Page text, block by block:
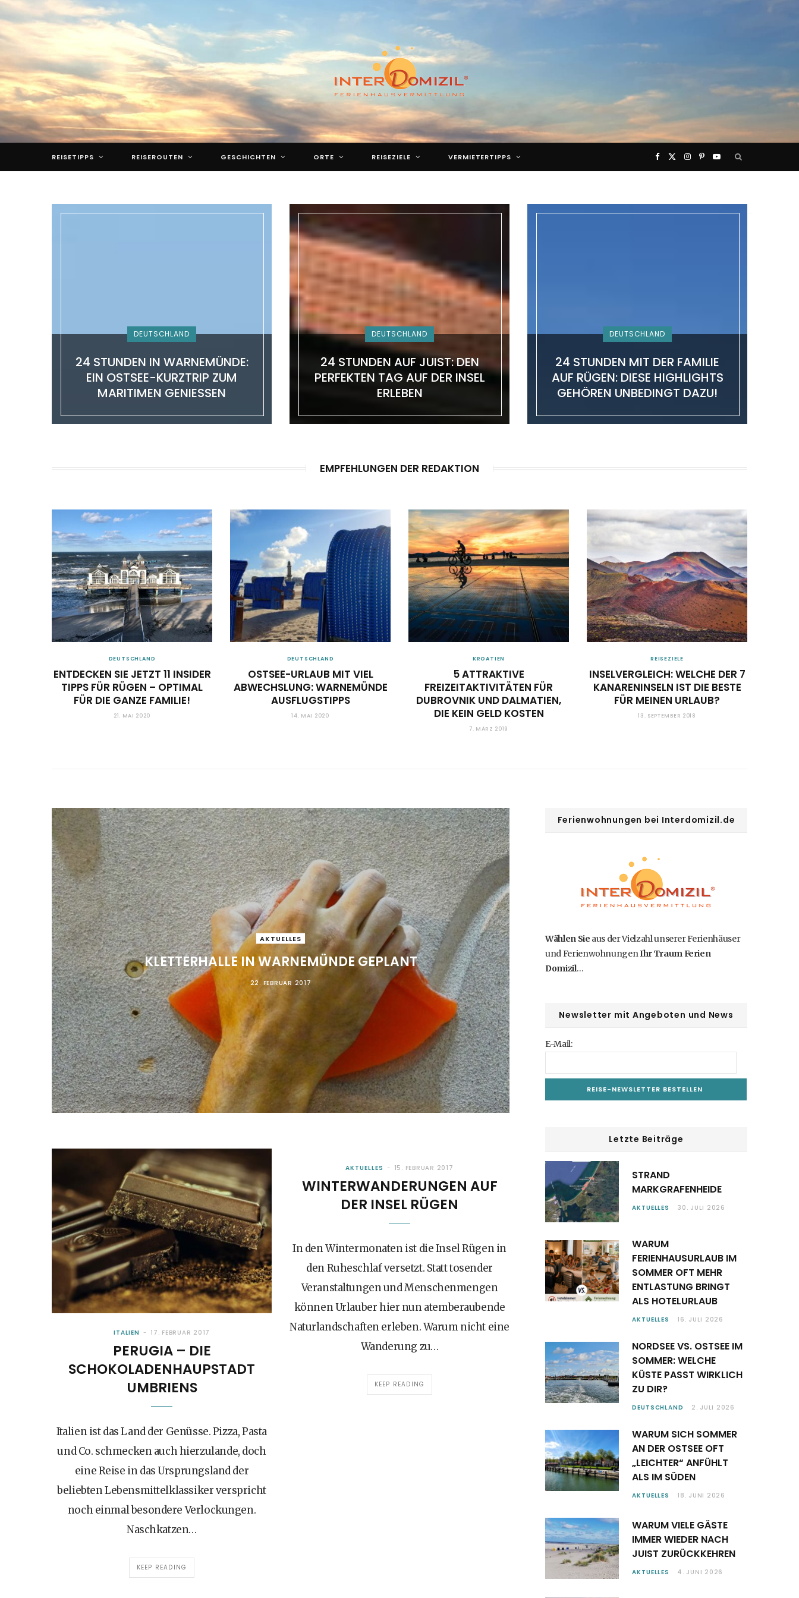
F
c
o
X
T
r
I
s
m
P
n
Y
u
REISETIPPS REISEROUTEN GESCHICHTEN ORTE REISEZIELE VERMIETERTIPPS
DEUTSCHLAND
24 STUNDEN IN WARNEMÜNDE:
EIN OSTSEE-KURZTRIP ZUM
MARITIMEN GENIESSEN
DEUTSCHLAND
24 STUNDEN AUF JUIST: DEN
PERFEKTEN TAG AUF DER INSEL
ERLEBEN
DEUTSCHLAND
24 STUNDEN MIT DER FAMILIE
AUF RÜGEN: DIESE HIGHLIGHTS
GEHÖREN UNBEDINGT DAZU!
EMPFEHLUNGEN DER REDAKTION
DEUTSCHLAND
ENTDECKEN SIE JETZT 11 INSIDER
TIPPS FÜR RÜGEN – OPTIMAL
FÜR DIE GANZE FAMILIE!
21. MAI 2020
DEUTSCHLAND
OSTSEE-URLAUB MIT VIEL
ABWECHSLUNG: WARNEMÜNDE
AUSFLUGSTIPPS
14. MAI 2020
KROATIEN
5 ATTRAKTIVE
FREIZEITAKTIVITÄTEN FÜR
DUBROVNIK UND DALMATIEN,
DIE KEIN GELD KOSTEN
7. MÄRZ 2019
REISEZIELE
INSELVERGLEICH: WELCHE DER 7
KANARENINSELN IST DIE BESTE
FÜR MEINEN URLAUB?
13. SEPTEMBER 2018
AKTUELLES
KLETTERHALLE IN WARNEMÜNDE GEPLANT
22. FEBRUAR 2017
ITALIEN 17. FEBRUAR 2017
PERUGIA – DIE
SCHOKOLADENHAUPSTADT
UMBRIENS
Italien ist das Land der Genüsse. Pizza, Pasta
und Co. schmecken auch hierzulande, doch
eine Reise in das Ursprungsland der
beliebten Lebensmittelklassiker verspricht
noch einmal besondere Verlockungen.
Naschkatzen…
KEEP READING
AKTUELLES 15. FEBRUAR 2017
WINTERWANDERUNGEN AUF
DER INSEL RÜGEN
In den Wintermonaten ist die Insel Rügen in
den Ruheschlaf versetzt. Statt tosender
Veranstaltungen und Menschenmengen
können Urlauber hier nun atemberaubende
Naturlandschaften erleben. Warum nicht eine
Wanderung zu…
KEEP READING
Ferienwohnungen bei Interdomizil.de
Wählen Sie aus der Vielzahl unserer Ferienhäuser
und FerienwohnungenIhr Traum Ferien
Domizil…
Newsletter mit Angeboten und News
E-Mail:
Letzte Beiträge
STRAND
MARKGRAFENHEIDE
AKTUELLES 30. JULI 2026
WARUM
FERIENHAUSURLAUB IM
SOMMER OFT MEHR
ENTLASTUNG BRINGT
ALS HOTELURLAUB
AKTUELLES 16. JULI 2026
NORDSEE VS. OSTSEE IM
SOMMER: WELCHE
KÜSTE PASST WIRKLICH
ZU DIR?
DEUTSCHLAND 2. JULI 2026
WARUM SICH SOMMER
AN DER OSTSEE OFT
„LEICHTER“ ANFÜHLT
ALS IM SÜDEN
AKTUELLES 18. JUNI 2026
WARUM VIELE GÄSTE
IMMER WIEDER NACH
JUIST ZURÜCKKEHREN
AKTUELLES 4. JUNI 2026